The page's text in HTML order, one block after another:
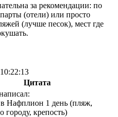
за рекомендации: по
(отели) или просто
(лучше песок), мест где
Цитата
Нафплион 1 день (пляж,
городу, крепость)